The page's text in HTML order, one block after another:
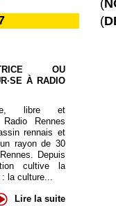
OU
À RADIO
libre et
Radio Rennes
rennais et
rayon de 30
Depuis
cultive la
la culture...
Lire la suite
(
(